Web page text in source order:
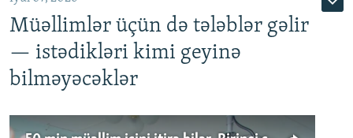
Müəllimlər üçün də tələblər gəlir
— istədikləri kimi geyinə
bilməyəcəklər